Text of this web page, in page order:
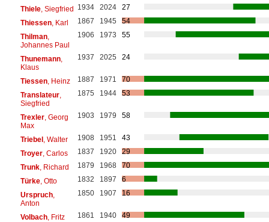
Thiele, Siegfried 1934 2024
27
Thiessen, Karl 1867 1945
54
Thilman,
Johannes Paul
1906 1973 55
Thunemann,
Klaus
1937 2025 24
Tiessen, Heinz 1887 1971
70
Translateur,
Siegfried
1875 1944 53
Trexler, Georg
Max
1903 1979 58
Triebel, Walter 1908 1951
43
Troyer, Carlos 1837 1920
29
Trunk, Richard 1879 1968
70
Türke, Otto 1832 1897
6
Urspruch,
Anton
1850 1907 16
Volbach, Fritz 1861 1940
49